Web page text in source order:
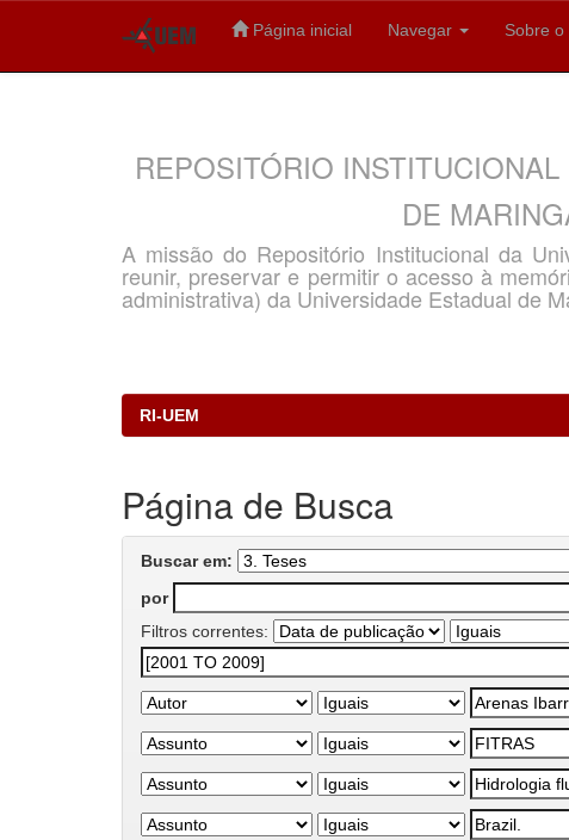
Página inicial Navegar Sobre o
REPOSITÓRIO
DE
A missão do Repositório Institucional da
reunir, preservar e permitir o acesso à
administrativa) da Universidade Estadual de
RI-UEM
Página de Busca
Buscar em:
por
Filtros correntes: